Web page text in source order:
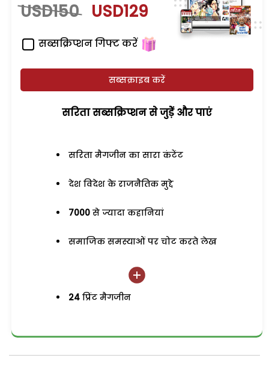
USD150 USD129
सब्सक्रिप्शन गिफ्ट करें
सब्सक्राइब करें
सरिता सब्सक्रिप्शन से जुड़ेें और पाएं
सरिता मैगजीन का सारा कंटेंट
देश विदेश के राजनैतिक मुद्दे
7000 से ज्यादा कहानियां
समाजिक समस्याओं पर चोट करते लेख
24 प्रिंट मैगजीन